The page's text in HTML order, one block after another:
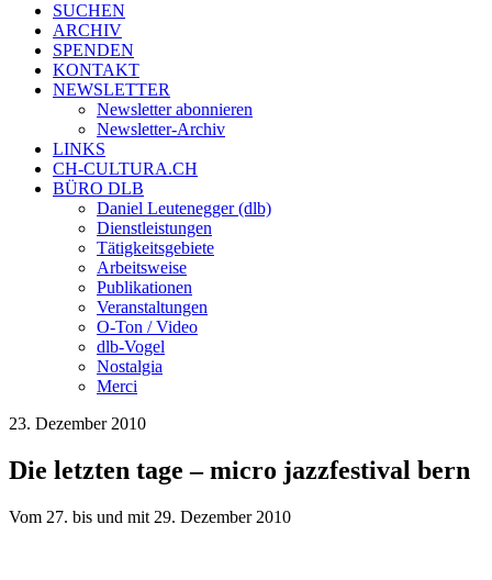
SUCHEN
ARCHIV
SPENDEN
KONTAKT
NEWSLETTER
Newsletter abonnieren
Newsletter-Archiv
LINKS
CH-CULTURA.CH
BÜRO DLB
Daniel Leutenegger (dlb)
Dienstleistungen
Tätigkeitsgebiete
Arbeitsweise
Publikationen
Veranstaltungen
O-Ton / Video
dlb-Vogel
Nostalgia
Merci
23. Dezember 2010
Die letzten tage – micro jazzfestival bern
Vom 27. bis und mit 29. Dezember 2010